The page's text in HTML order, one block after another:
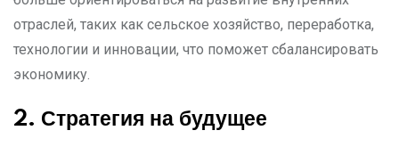
отраслей, таких как сельское хозяйство, переработка,
технологии и инновации, что поможет сбалансировать
экономику.
2. Стратегия на будущее